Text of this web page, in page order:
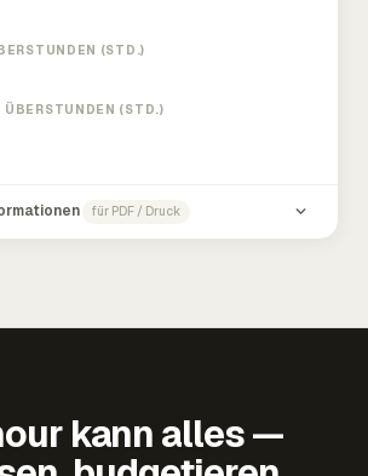
(STD.)
ÜBERSTUNDEN (STD.)
für PDF / Druck
kann alles —